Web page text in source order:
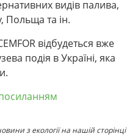
видів палива,
Польща та ін.
відбудеться вже
подія в Україні, яка
з екології на нашій сторінці